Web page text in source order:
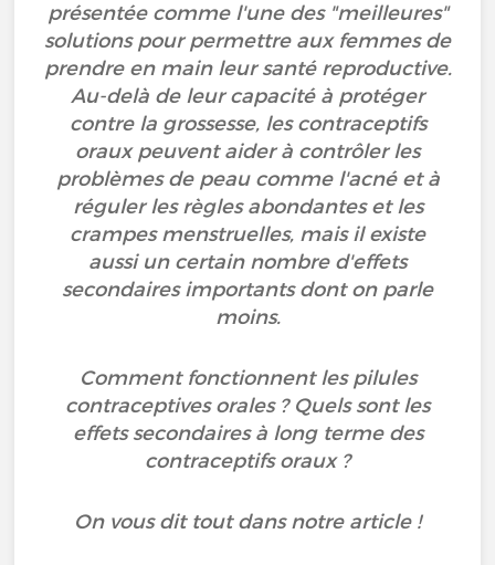
présentée comme l'une des "meilleures"
solutions pour permettre aux femmes de
prendre en main leur santé reproductive.
Au-delà de leur capacité à protéger
contre la grossesse, les contraceptifs
oraux peuvent aider à contrôler les
problèmes de peau comme l'acné et à
réguler les règles abondantes et les
crampes menstruelles, mais il existe
aussi un certain nombre d'effets
secondaires importants dont on parle
moins.
Comment fonctionnent les pilules
contraceptives orales ? Quels sont les
effets secondaires à long terme des
contraceptifs oraux ?
On vous dit tout dans notre article !